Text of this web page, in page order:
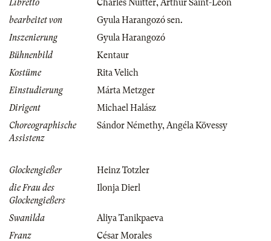
Libretto Charles Nuitter, Arthur Saint-Léon
bearbeitet von
Gyula Harangozó sen.
Inszenierung
Gyula Harangozó
Bühnenbild
Kentaur
Kostüme
Rita Velich
Einstudierung
Márta Metzger
Dirigent
Michael Halász
Choreographische
Assistenz
Sándor Némethy, Angéla Kövessy
Glockengießer
Heinz Totzler
die Frau des
Glockengießers
Ilonja Dierl
Swanilda
Aliya Tanikpaeva
Franz
César Morales